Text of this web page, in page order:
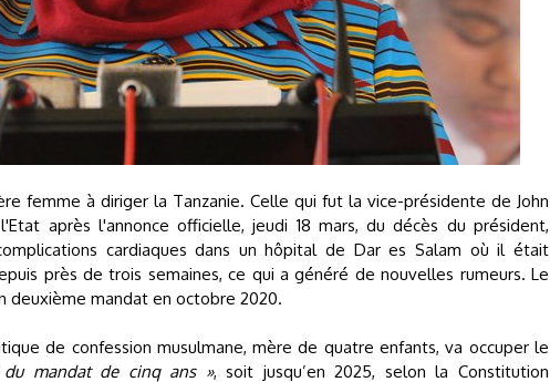
femme à diriger la Tanzanie. Celle qui fut la vice-présidente de John
après l'annonce officielle, jeudi 18 mars, du décès du président,
cardiaques dans un hôpital de Dar es Salam où il était
près de trois semaines, ce qui a généré de nouvelles rumeurs. Le
deuxième mandat en octobre 2020.
de confession musulmane, mère de quatre enfants, va occuper le
mandat de cinq ans », soit jusqu’en 2025, selon la Constitution